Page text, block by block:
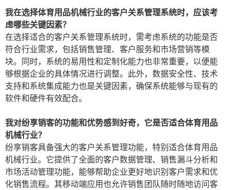
我在选择体育用品机械行业的客户关系管理系统时，应该考
虑哪些关键因素？
在选择适合的客户关系管理系统时，需考虑系统的功能是否
符合行业需求，包括销售管理、客户服务和市场营销等模
块。同时，系统的易用性和定制化能力也非常重要，以便能
够根据企业的具体情况进行调整。此外，数据安全性、技术
支持和系统集成能力也是关键因素，确保系统能够与现有的
软件和硬件有效配合。
我对纷享销客的功能和优势感到好奇，它是否适合体育用品
机械行业？
纷享销客具备强大的客户关系管理功能，特别适合体育用品
机械行业。它提供了全面的客户数据管理、销售漏斗分析和
市场活动管理功能，能够帮助企业更好地识别客户需求和优
化销售流程。其移动端应用也允许销售团队随时随地访问客